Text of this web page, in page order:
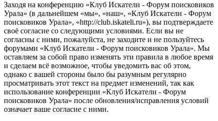
Заходя на конференцию «Клуб Искатели - Форум поисковиков
Урала» (в дальнейшем «мы», «наш», «Клуб Искатели - Форум
поисковиков Урала», «http://club.iskateli.ru»), вы подтверждаете
своё согласие со следующими условиями. Если вы не
согласны с ними, пожалуйста, не заходите и не пользуйтесь
форумами «Клуб Искатели - Форум поисковиков Урала». Мы
оставляем за собой право изменять эти правила в любое время
и сделаем всё возможное, чтобы уведомить вас об этом,
однако с вашей стороны было бы разумным регулярно
просматривать этот текст на предмет изменений, так как
использование конференции «Клуб Искатели - Форум
поисковиков Урала» после обновления/исправления условий
означает ваше согласие с ними.